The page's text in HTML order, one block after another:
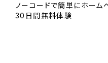
ノーコードで簡単にホー
30日間無料体験